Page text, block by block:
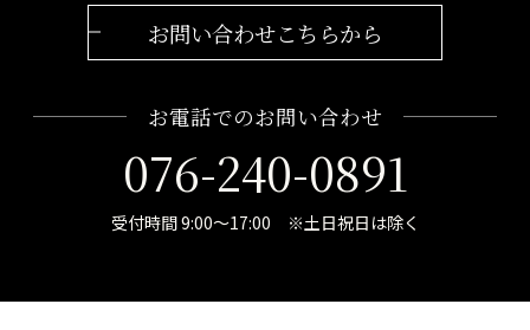
お問い合わせこちらから
お電話でのお問い合わせ
076-240-0891
受付時間 9:00～17:00 ※土日祝日は除く